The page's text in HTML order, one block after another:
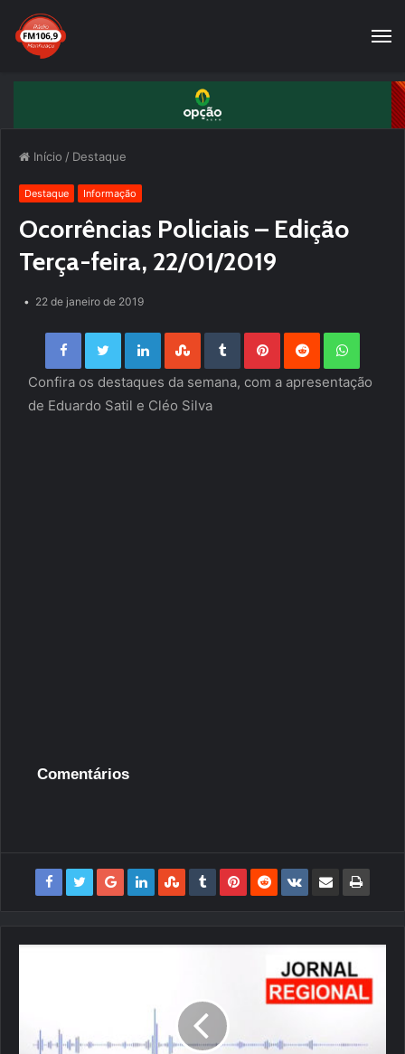
Início / Destaque
Destaque Informação
Ocorrências Policiais – Edição
Terça-feira, 22/01/2019
22 de janeiro de 2019
Facebook Twitter LinkedIn StumbleUpon Tumblr Pinterest Reddit
Confira os destaques da semana, com a apresentação
de Eduardo Satil e Cléo Silva
Comentários